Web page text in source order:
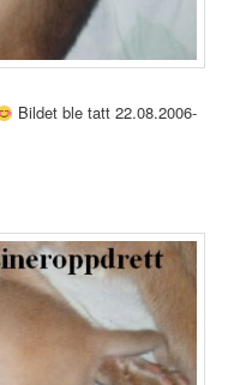
Bildet ble tatt 22.08.2006-